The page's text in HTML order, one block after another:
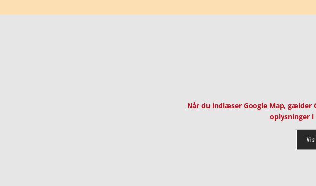
Når du indlæser Google Map,
oplysninger i
Vis